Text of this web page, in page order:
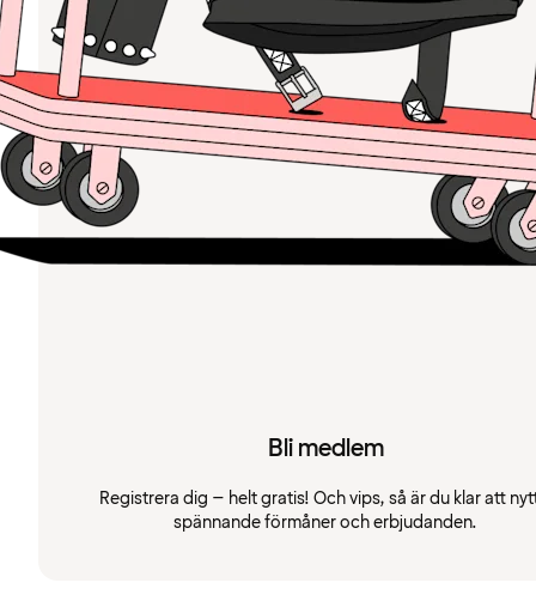
Bli medlem
Registrera dig – helt gratis! Och vips, så är du klar att
spännande förmåner och erbjudanden.